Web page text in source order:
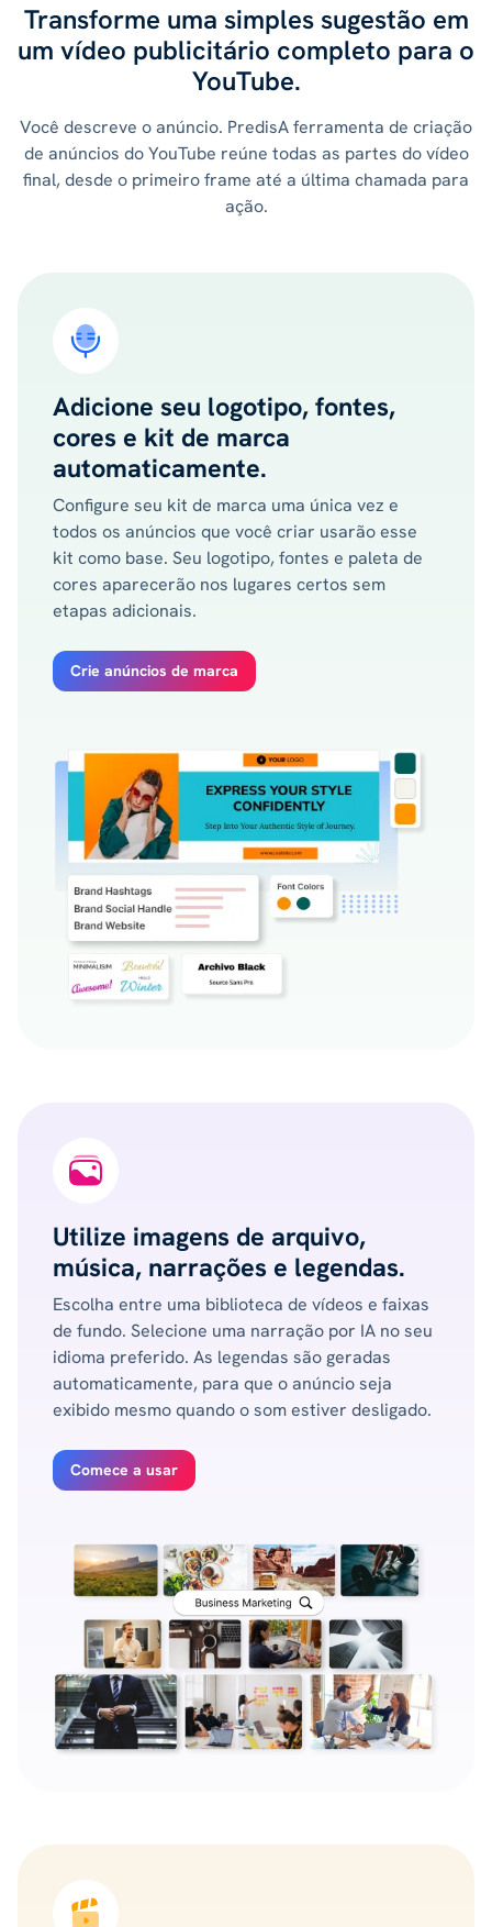
Transforme uma simples sugestão em
um vídeo publicitário completo para o
YouTube.
Você descreve o anúncio. PredisA ferramenta de criação
de anúncios do YouTube reúne todas as partes do vídeo
final, desde o primeiro frame até a última chamada para
ação.
Adicione seu logotipo, fontes,
cores e kit de marca
automaticamente.
Configure seu kit de marca uma única vez e
todos os anúncios que você criar usarão esse
kit como base. Seu logotipo, fontes e paleta de
cores aparecerão nos lugares certos sem
etapas adicionais.
Crie anúncios de marca
Utilize imagens de arquivo,
música, narrações e legendas.
Escolha entre uma biblioteca de vídeos e faixas
de fundo. Selecione uma narração por IA no seu
idioma preferido. As legendas são geradas
automaticamente, para que o anúncio seja
exibido mesmo quando o som estiver desligado.
Comece a usar